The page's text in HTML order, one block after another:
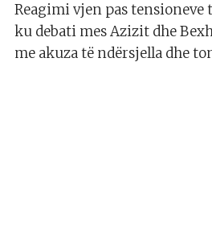
Reagimi vjen pas tensioneve
ku debati mes Azizit dhe
me akuza të ndërsjella dhe